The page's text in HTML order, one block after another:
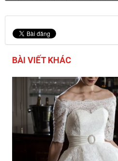
BÀI VIẾT KHÁC